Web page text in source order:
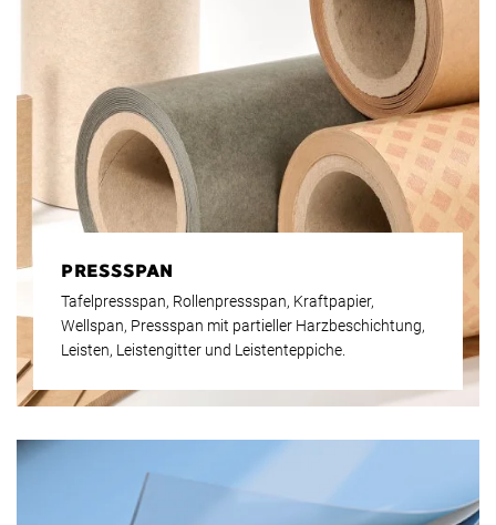
PRESSSPAN
Tafelpressspan, Rollenpressspan, Kraftpapier,
Wellspan, Pressspan mit partieller Harzbeschichtung,
Leisten, Leistengitter und Leistenteppiche.